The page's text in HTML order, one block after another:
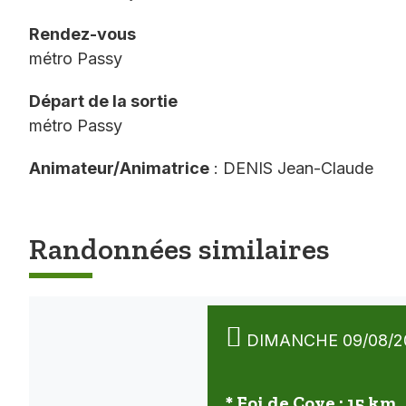
Rendez-vous
métro Passy
Départ de la sortie
métro Passy
Animateur/Animatrice : DENIS Jean-Claude
Randonnées similaires
DIMANCHE 09/08/